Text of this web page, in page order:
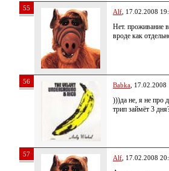
55 Alf , 17.02.2008
Нет. проживание
вроде как
56 Babka ,
)))да не, я не про
трип займёт 3
57 Alf , 17.02.2008